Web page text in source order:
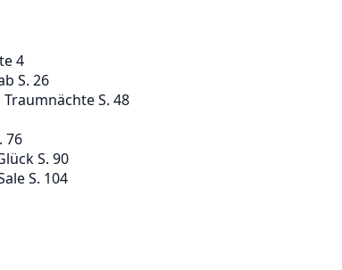
4
S. 26
S. 48
76
S. 90
S. 104